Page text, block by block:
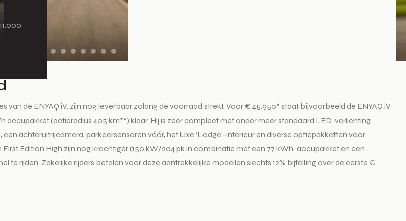
de ENYAQ iV, zijn nog leverbaar zolang de voorraad strekt. Voor € 45.950* staat bijvoorbeeld de ENYAQ iV
accupakket (actieradius 405 km**) klaar. Hij is zeer compleet met onder meer standaard LED-verlichting,
achteruitrijcamera, parkeersensoren vóór, het luxe ‘Lodge’-interieur en diverse optiepakketten voor
Edition High zijn nog krachtiger (150 kW/204 pk in combinatie met een 77 kWh-accupakket en een
te rijden. Zakelijke rijders betalen voor deze aantrekkelijke modellen slechts 12% bijtelling over de eerste €